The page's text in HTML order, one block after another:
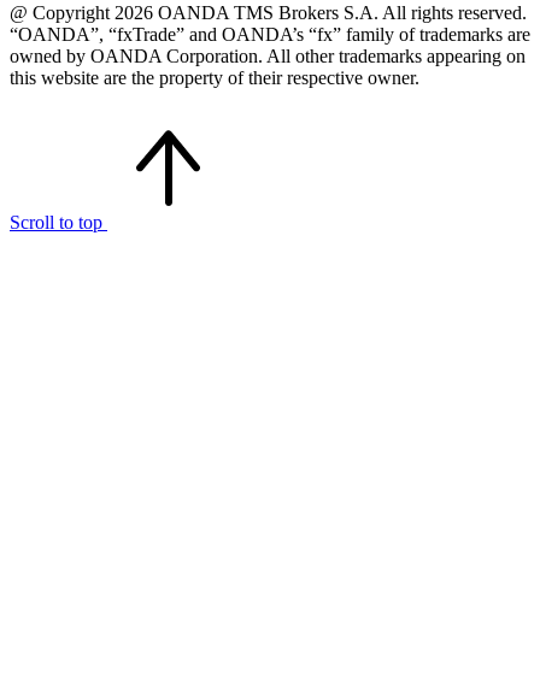
@ Copyright 2026 OANDA TMS Brokers S.A. All rights reserved.
“OANDA”, “fxTrade” and OANDA’s “fx” family of trademarks are
owned by OANDA Corporation. All other trademarks appearing on
this website are the property of their respective owner.
Scroll to top